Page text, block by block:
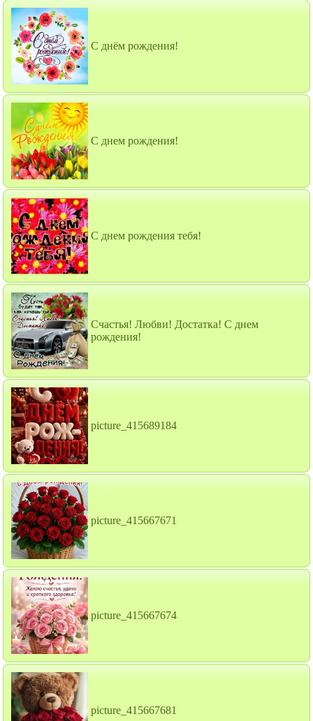
С днём рождения!
С днем рождения!
С днем рождения тебя!
Счастья! Любви! Достатка! С днем
рождения!
picture_415689184
picture_415667671
picture_415667674
picture_415667681